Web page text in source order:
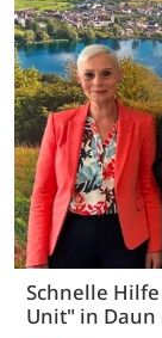
Schnelle
Unit" in